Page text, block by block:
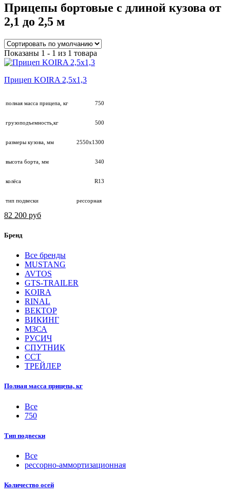
Прицепы бортовые с длиной кузова от
2,1 до 2,5 м
Показаны 1 - 1 из 1 товара
Прицеп KOIRA 2,5х1,3
полная масса прицепа, кг 750
грузоподъемность,кг 500
размеры кузова, мм 2550х1300
высота борта, мм 340
колёса R13
тип подвески рессорная
82 200 руб
Бренд
Все бренды
MUSTANG
AVTOS
GTS-TRAILER
KOIRA
RINAL
ВЕКТОР
ВИКИНГ
МЗСА
РУСИЧ
СПУТНИК
ССТ
ТРЕЙЛЕР
Полная масса прицепа, кг
Все
750
Тип подвески
Все
рессорно-аммортизационная
Количество осей